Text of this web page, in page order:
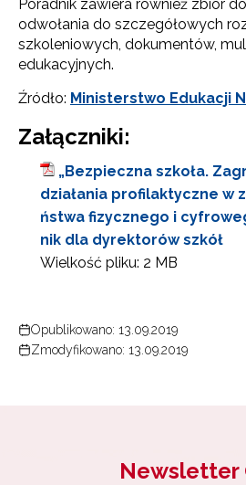
Poradnik zawiera również zbiór
odwołania do szczegółowych
szkoleniowych, dokumentów,
edukacyjnych.
Źródło: Ministerstwo Edukacji
Załączniki:
„Bezpieczna szkoła.
działania profilaktyczne w
ństwa fizycznego i
nik dla dyrektorów szkół
Wielkość pliku: 2 MB
Opublikowano: 13.09.2019
Zmodyfikowano: 13.09.2019
Newsletter